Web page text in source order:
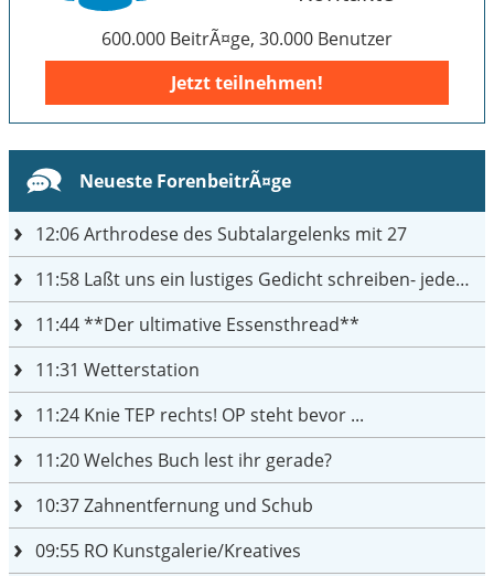
600.000 BeitrÃ¤ge, 30.000 Benutzer
Jetzt teilnehmen!
Neueste ForenbeitrÃ¤ge
12:06Arthrodese des Subtalargelenks mit 27
11:58 Laßt uns ein lustiges Gedicht schreiben- jeder einen Satz
11:44**Der ultimative Essensthread**
11:31 Wetterstation
11:24 Knie TEP rechts! OP steht bevor ...
11:20Welches Buch lest ihr gerade?
10:37Zahnentfernung und Schub
09:55 RO Kunstgalerie/Kreatives